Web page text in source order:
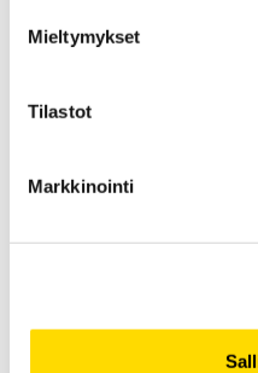
Mieltymykset
Tilastot
Markkinointi
VÄITÖSTIEDOTE
ainoastaan